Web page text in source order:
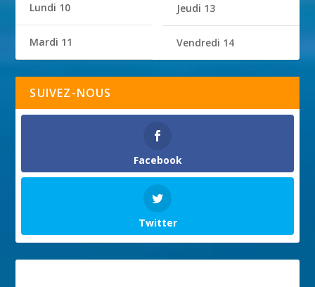
Lundi 10
Mardi 11
Jeudi 13
Vendredi 14
SUIVEZ-NOUS
Facebook
Twitter